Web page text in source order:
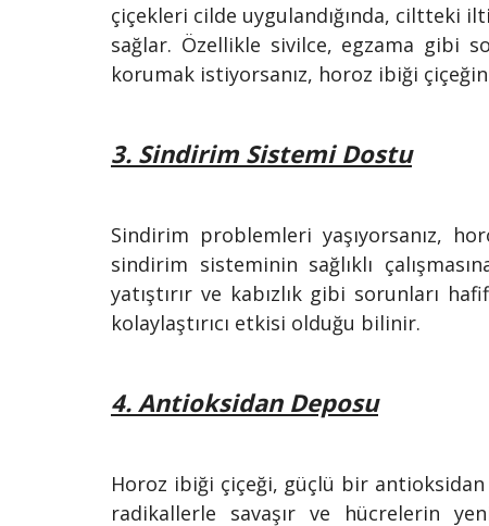
çiçekleri cilde uygulandığında, ciltteki
sağlar. Özellikle sivilce, egzama gibi
korumak istiyorsanız, horoz ibiği
3. Sindirim Sistemi Dostu
Sindirim problemleri yaşıyorsanız,
sindirim sisteminin sağlıklı
yatıştırır ve kabızlık gibi sorunları
kolaylaştırıcı etkisi olduğu bilinir.
4. Antioksidan Deposu
Horoz ibiği çiçeği, güçlü bir
radikallerle savaşır ve hücrelerin